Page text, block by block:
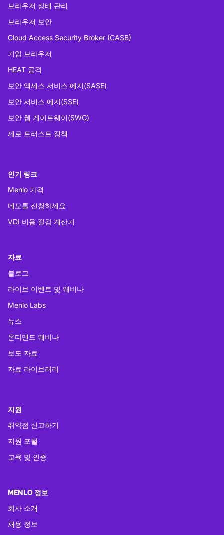
브라우저 상태 관리
브라우저 보안
Cloud Access Security Broker (CASB)
기업 브라우저
HEAT 공격
보안 액세스 서비스 에지(SASE)
보안 서비스 에지(SSE)
보안 웹 게이트웨이(SWG)
제로 트러스트 정책
인기 링크
Menlo 가격
데모를 신청하세요
VDI 비용 절감 계산기
자료
블로그
라이브 이벤트 및 웨비나
Menlo Labs
뉴스
온디맨드 웨비나
보도 자료
자료 라이브러리
지원
취약점 신고하기
지원 포털
교육 및 인증
MENLO 정보
회사 소개
채용 정보